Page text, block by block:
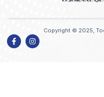
Copyright © 2025,